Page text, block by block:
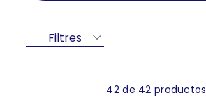
Filtres
42 de 42 productos